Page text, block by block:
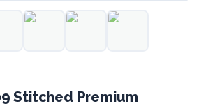
Stitched Premium